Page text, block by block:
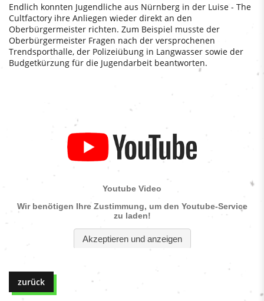
Endlich konnten Jugendliche aus Nürnberg in der Luise - The
Cultfactory ihre Anliegen wieder direkt an den
Oberbürgermeister richten. Zum Beispiel musste der
Oberbürgermeister Fragen nach der versprochenen
Trendsporthalle, der Polizeiübung in Langwasser sowie der
Budgetkürzung für die Jugendarbeit beantworten.
zurück